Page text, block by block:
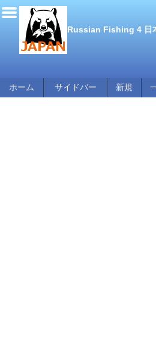
Russian Fishing 4 日
ホーム サイドバー 新規